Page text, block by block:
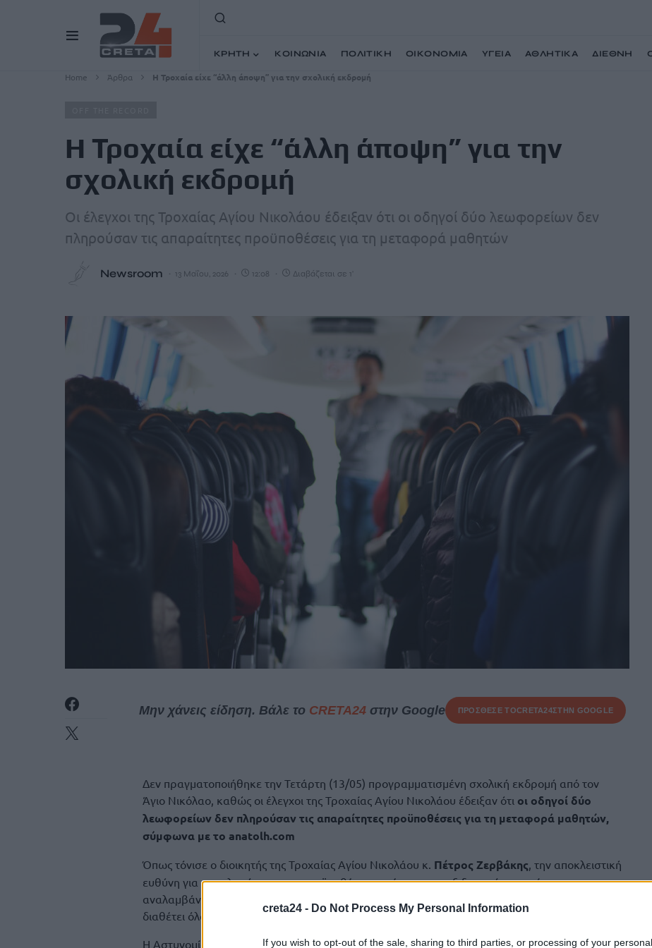
creta24 - Do Not Process My Personal Information
If you wish to opt-out of the sale, sharing to third parties, or processing of your
ΚΡΗΤΗ ΚΟΙΝΩΝΙΑ ΠΟΛΙΤΙΚΗ ΟΙΚΟΝΟΜΙΑ ΥΓΕΙΑ ΑΘΛΗΤΙΚΑ ΔΙΕΘΝΗ
Home Άρθρα Η Τροχαία είχε “άλλη άποψη” για την σχολική εκδρομή
Η Τροχαία είχε “άλλη άποψη” για την
σχολική εκδρομή
Οι έλεγχοι της Τροχαίας Αγίου Νικολάου έδειξαν ότι οι οδηγοί δύο λεωφορείων δεν
πληρούσαν τις απαραίτητες προϋποθέσεις για τη μεταφορά μαθητών
Newsroom 13 Μαΐου, 2026 12:08 Διαβάζεται σε 1'
Μην χάνεις είδηση. Βάλε το CRETA24στην Google ΠΡΟΣΘΕΣΕ ΤΟCRETA24ΣΤΗΝ GOOGLE
Δεν πραγματοποιήθηκε την Τετάρτη (13/05) προγραμματισμένη σχολική εκδρομή από τον
Άγιο Νικόλαο, καθώς οι έλεγχοι της Τροχαίας Αγίου Νικολάου έδειξαν ότι οι οδηγοί δύο
λεωφορείων δεν πληρούσαν τις απαραίτητες προϋποθέσεις για τη μεταφορά μαθητών,
σύμφωνα με το anatolh.com
Όπως τόνισε ο διοικητής της Τροχαίας Αγίου Νικολάου κ. Πέτρος Ζερβάκης, την αποκλειστική
ευθύνη για την πληρότητα των προϋποθέσεων φέρουν τα ταξιδιωτικά γραφεία που
αναλαμβάνουν τις σχολικές εκδρομές, τα οποία οφείλουν να διασφαλίζουν ότι το προσωπικό
διαθέτει όλα τα απαραίτητα έγγραφα και τις προβλεπόμενες βεβαιώσεις δραστηριότητας.
Η Αστυνομία είναι ελεγκτικός μηχανισμός και πραγματοποιεί τους απαραίτητους ελέγχους